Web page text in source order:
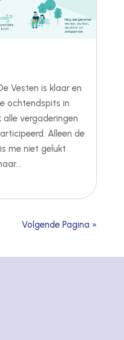
Vesten is klaar en
ochtendspits in
alle vergaderingen
Alleen de
me niet gelukt
Volgende Pagina »